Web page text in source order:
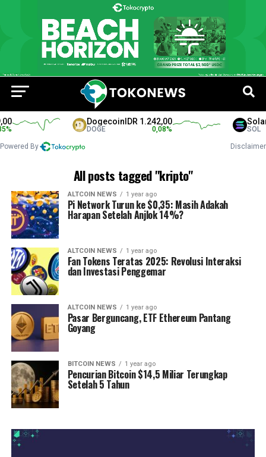
DogecoinIDR 1.242,00
DOGE 0,08 %
Solana
SOL
Powered By Disclaimer
All posts tagged "kripto"
ALTCOIN NEWS 1 year ago
Pi Network Turun ke $0,35: Masih Adakah
Harapan Setelah Anjlok 14%?
ALTCOIN NEWS 1 year ago
Fan Tokens Teratas 2025: Revolusi Interaksi
dan Investasi Penggemar
ALTCOIN NEWS 1 year ago
Pasar Berguncang, ETF Ethereum Pantang
Goyang
BITCOIN NEWS 1 year ago
Pencurian Bitcoin $14,5 Miliar Terungkap
Setelah 5 Tahun